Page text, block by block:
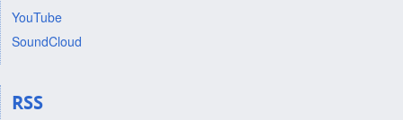
YouTube
SoundCloud
RSS